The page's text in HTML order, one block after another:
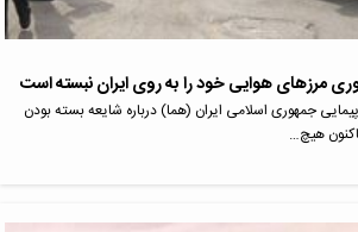
مرزهای هوایی خود را به روی ایران نبسته است
جمهوری اسلامی ایران (هما) درباره شایعه بسته بودن
هیچ…